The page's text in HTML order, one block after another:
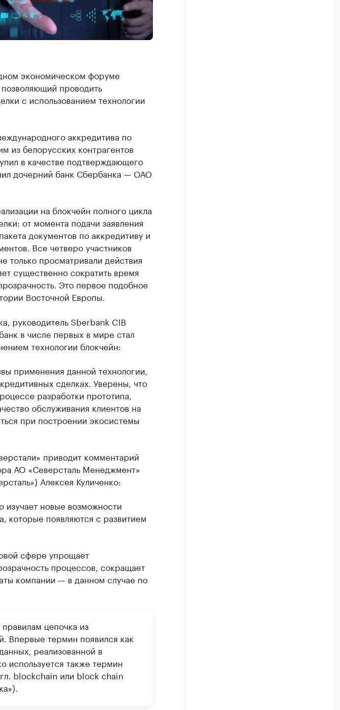
экономическом форуме
проводить
с использованием технологии
аккредитива по
из белорусских контрагентов
в качестве подтверждающего
дочерний банк Сбербанка — ОАО
на блокчейн полного цикла
от момента подачи заявления
документов по аккредитиву и
Все четверо участников
только просматривали действия
существенно сократить время
Это первое подобное
Восточной Европы.
руководитель Sberbank CIB
в числе первых в мире стал
технологии блокчейн:
применения данной технологии,
сделках. Уверены, что
разработки прототипа,
обслуживания клиентов на
при построении экосистемы
приводит комментарий
АО «Северсталь Менеджмент»
Алексея Куличенко:
изучает новые возможности
которые появляются с развитием
сфере упрощает
процессов, сокращает
компании — в данном случае по
цепочка из
Впервые термин появился как
реализованной в
используется также термин
blockchain или block chain